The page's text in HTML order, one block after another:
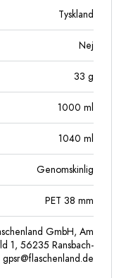
Tyskland
Nej
33 g
1000 ml
1040 ml
Genomskinlig
PET 38 mm
GmbH, Am
1, 56235 Ransbach-
gpsr@flaschenland.de